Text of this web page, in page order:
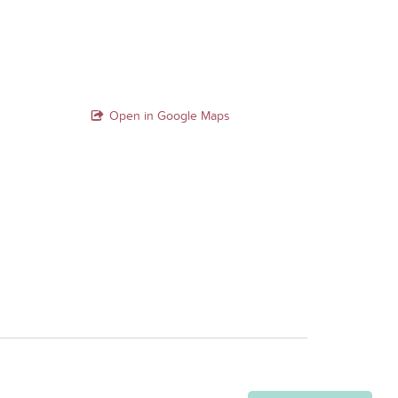
Open in Google Maps